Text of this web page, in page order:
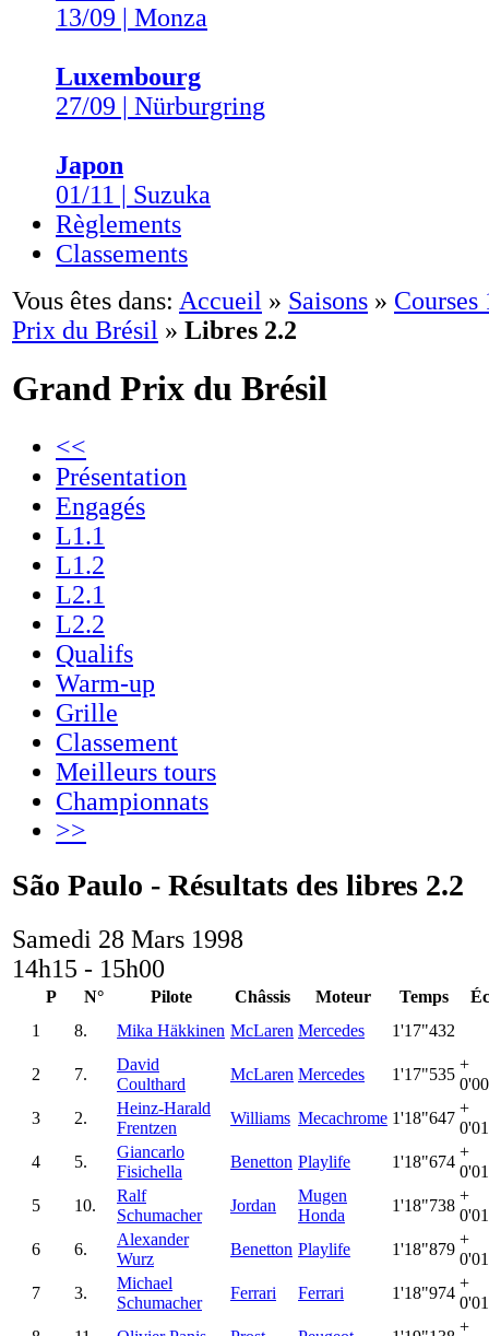
13/09 | Monza
Luxembourg
27/09 | Nürburgring
Japon
01/11 | Suzuka
Règlements
Classements
Vous êtes dans: Accueil » Saisons » Courses
Prix du Brésil » Libres 2.2
Grand Prix du Brésil
<<
Présentation
Engagés
L1.1
L1.2
L2.1
L2.2
Qualifs
Warm-up
Grille
Classement
Meilleurs tours
Championnats
>>
São Paulo - Résultats des libres 2.2
Samedi 28 Mars 1998
14h15 - 15h00
P N° Pilote Châssis Moteur Temps
1
8. Mika Häkkinen McLaren Mercedes 1'17"432
2 7.
David
Coulthard
McLaren Mercedes 1'17"535
+
3
2.
Heinz-Harald
Frentzen
Williams Mecachrome 1'18"647
+
4
5.
Giancarlo
Fisichella
Benetton Playlife 1'18"674
+
5
10.
Ralf
Schumacher
Jordan
Mugen
Honda
1'18"738
+
6
6.
Alexander
Wurz
Benetton Playlife 1'18"879
+
7
3.
Michael
Schumacher
Ferrari Ferrari 1'18"974
+
+